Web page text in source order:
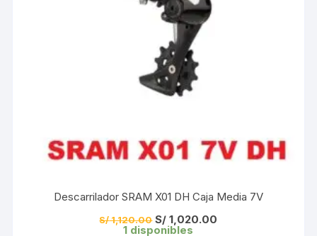
Descarrilador SRAM X01 DH Caja Media 7V
S/1,120.00 El
precio
S/ 1,020.00
1 disponibles